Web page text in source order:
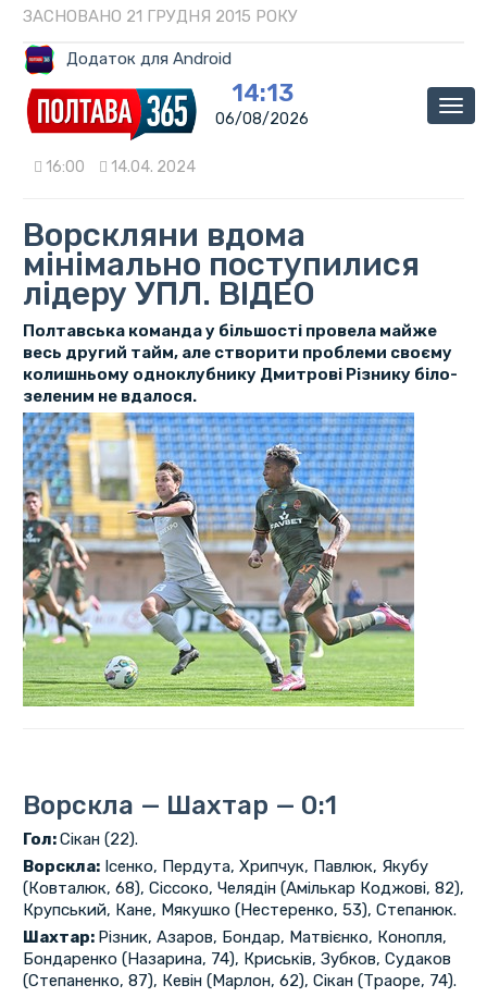
ЗАСНОВАНО 21 ГРУДНЯ 2015 РОКУ
Додаток для Android
14:13
06/08/2026
16:00 14.04. 2024
Ворскляни вдома
мінімально поступилися
лідеру УПЛ. ВІДЕО
Полтавська команда у більшості провела майже
весь другий тайм, але створити проблеми своєму
колишньому одноклубнику Дмитрові Різнику біло-
зеленим не вдалося.
Ворскла — Шахтар — 0:1
Гол:Сікан (22).
Ворскла:Ісенко, Пердута, Хрипчук, Павлюк, Якубу
(Ковталюк, 68), Сіссоко, Челядін (Амількар Коджові, 82),
Крупський, Кане, Мякушко (Нестеренко, 53), Степанюк.
Шахтар: Різник, Азаров, Бондар, Матвієнко, Конопля,
Бондаренко (Назарина, 74), Криськів, Зубков, Судаков
(Степаненко, 87), Кевін (Марлон, 62), Сікан (Траоре, 74).